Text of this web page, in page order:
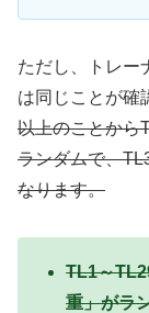
ただし、トレー
は同じことが確
以上のことから
ランダムで、
なります。
TL1～
重」がラ